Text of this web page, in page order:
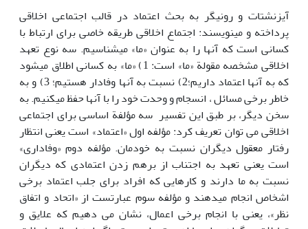
آیزنشتات و رونیگر به بحث اعتماد در قالب اجتماعی اخلاقی
پرداخته و می‏نویسند: اجتماع اخلاقی طریقه خاصی برای ارتباط با
کسانی است که آنها را به عنوان «ما» می‏شناسیم. سه نوع تعهد
اخلاقی مشخصه مقولة «ما» است: 1) «ما» به کسانی اطلاق می‏شود
که به آنها اعتماد داریم؛2) نسبت به آنها وفادار هستیم؛ 3) و به
خاطر برخی مسائل ، انسجام و وحدت خود را با آنها حفظ می‏کنیم. به
سخن دیگر، بر طبق این تفسیر سه مؤلفة اساسی برای اجتماعی
اخلاقی می توان تعریف کرد: مؤلفه اول «اعتماد» است یعنی انتظار
رفتار معقول دیگران نسبت به خودمان. مؤلفه دوم «وفاداری»
است یعنی تعهد به اجتناب از برهم زدن اعتمادی که دیگران
نسبت به ما دارند و کارهایی که افراد برای جلب اعتماد برخی
اشخاص انجام می‏دهند و مؤلفه سوم عبارتست از «اتحاد و اتفاق
نظر»، یعنی با انجام برخی اعمال، نشان می دهیم که علایق و